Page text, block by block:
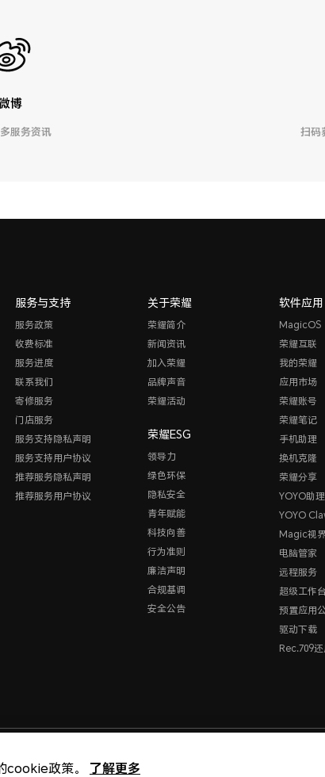
博
服务资讯 扫码
服务与支持
服务政策
收费标准
服务进度
联系我们
寄修服务
门店服务
服务支持隐私声明
服务支持用户协议
推荐服务隐私声明
推荐服务用户协议
关于荣耀
荣耀简介
新闻资讯
加入荣耀
品牌声音
荣耀活动
荣耀ESG
领导力
绿色环保
隐私安全
青年赋能
科技向善
行为准则
廉洁声明
合规基调
安全公告
软件应用
MagicOS
荣耀互联
我的荣耀
应用市场
荣耀账号
荣耀笔记
手机助理
换机克隆
荣耀分享
YOYO助理
YOYO
Magic视界
电脑管家
远程服务
超级工作台
预置应用
驱动下载
Rec.709
版权所有 © 荣耀终端股份有限公司 2020-2026 保留一切权利。
cookie政策。 了解更多